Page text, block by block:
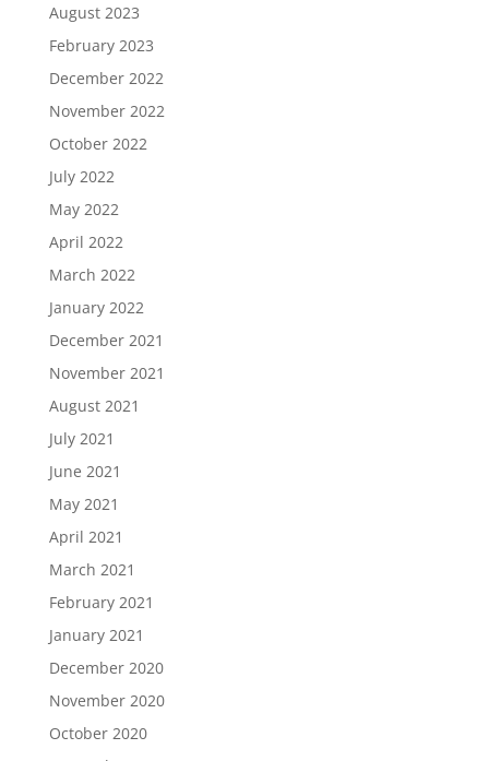
August 2023
February 2023
December 2022
November 2022
October 2022
July 2022
May 2022
April 2022
March 2022
January 2022
December 2021
November 2021
August 2021
July 2021
June 2021
May 2021
April 2021
March 2021
February 2021
January 2021
December 2020
November 2020
October 2020